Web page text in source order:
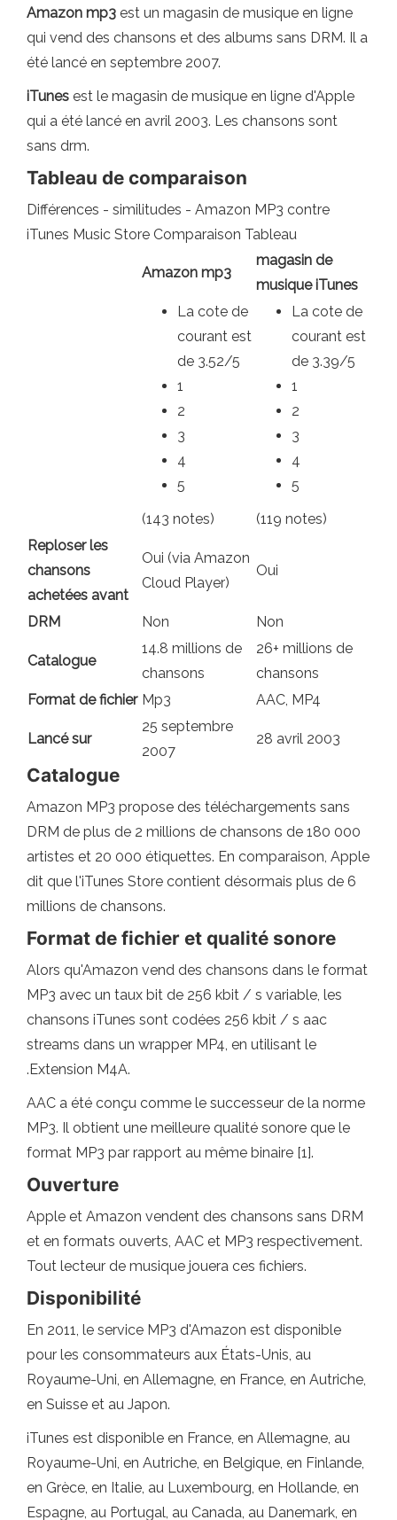
Amazon mp3 est un magasin de musique en ligne
qui vend des chansons et des albums sans DRM. Il a
été lancé en septembre 2007.
iTunes est le magasin de musique en ligne d'Apple
qui a été lancé en avril 2003. Les chansons sont
sans drm.
Tableau de comparaison
Différences - similitudes - Amazon MP3 contre
iTunes Music Store Comparaison Tableau
Amazon mp3
magasin de
musique iTunes
La cote de
courant est
de 3.52/5
1
2
3
4
5
(143 notes)
La cote de
courant est
de 3.39/5
1
2
3
4
5
(119 notes)
Reploser les
chansons
achetées avant
Oui (via Amazon
Cloud Player)
Oui
DRM Non Non
Catalogue
14.8 millions de
chansons
26+ millions de
chansons
Format de fichier Mp3 AAC, MP4
Lancé sur
25 septembre
2007
28 avril 2003
Catalogue
Amazon MP3 propose des téléchargements sans
DRM de plus de 2 millions de chansons de 180 000
artistes et 20 000 étiquettes. En comparaison, Apple
dit que l'iTunes Store contient désormais plus de 6
millions de chansons.
Format de fichier et qualité sonore
Alors qu'Amazon vend des chansons dans le format
MP3 avec un taux bit de 256 kbit / s variable, les
chansons iTunes sont codées 256 kbit / s aac
streams dans un wrapper MP4, en utilisant le
.Extension M4A.
AAC a été conçu comme le successeur de la norme
MP3. Il obtient une meilleure qualité sonore que le
format MP3 par rapport au même binaire [1].
Ouverture
Apple et Amazon vendent des chansons sans DRM
et en formats ouverts, AAC et MP3 respectivement.
Tout lecteur de musique jouera ces fichiers.
Disponibilité
En 2011, le service MP3 d'Amazon est disponible
pour les consommateurs aux États-Unis, au
Royaume-Uni, en Allemagne, en France, en Autriche,
en Suisse et au Japon.
iTunes est disponible en France, en Allemagne, au
Royaume-Uni, en Autriche, en Belgique, en Finlande,
en Grèce, en Italie, au Luxembourg, en Hollande, en
Espagne, au Portugal, au Canada, au Danemark, en